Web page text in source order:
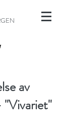
av
"Vivariet"